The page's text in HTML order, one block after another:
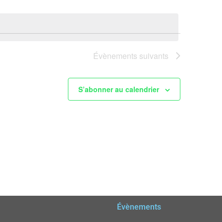
Évènements suivants
S’abonner au calendrier
Évènements